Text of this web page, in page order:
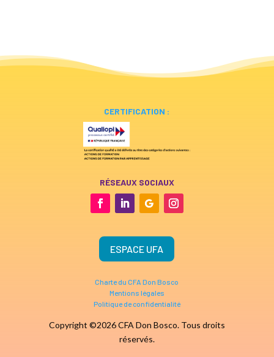
CERTIFICATION :
RÉSEAUX SOCIAUX
ESPACE UFA
Charte du CFA Don Bosco
Mentions légales
Politique de confidentialité
Copyright ©2026 CFA Don Bosco. Tous droits
réservés.